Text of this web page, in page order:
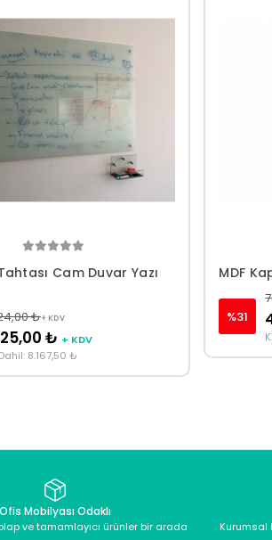
Cam Duvar Yazı
₺+ KDV
₺ + KDV
8.167,50 ₺
MDF
%31
Ofis Mobilyası Odaklı
ve tamamlayıcı ürünler bir arada Kurumsal